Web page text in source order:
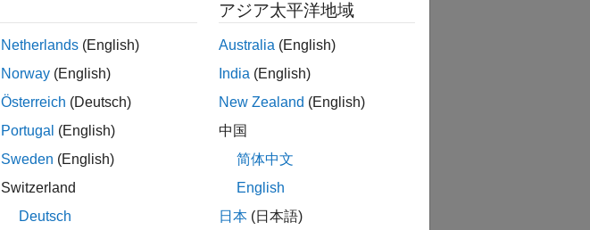
Netherlands (English)
Norway (English)
Österreich (Deutsch)
Portugal (English)
Sweden (English)
Switzerland
Deutsch
アジア太平洋地域
Australia (English)
India (English)
New Zealand (English)
中国
简体中文
English
日本 (日本語)